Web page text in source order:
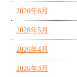
2026年6月
2026年5月
2026年4月
2026年3月